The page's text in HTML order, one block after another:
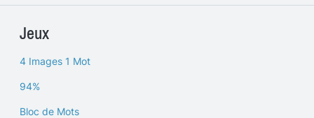
Jeux
4 Images 1 Mot
94%
Bloc de Mots